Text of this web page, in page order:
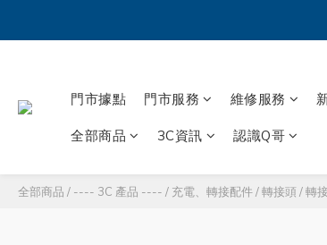
門市據點 門市服務 維修服務
全部商品 3C資訊 認識Q哥
全部商品 / ---- 3C 產品 ---- / 充電、轉接配件/轉接頭 / 轉